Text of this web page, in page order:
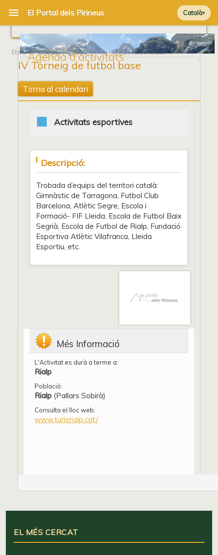
Català
Agenda d'activitats
Ets a Portada/Agenda/ IV Torneig de futbol base
IV Torneig de futbol base
Torna al calendari
Activitats esportives
Descripció:
Trobada d’equips del territori català:
Gimnàstic de Tarragona, Futbol Club
Barcelona, Atlètic Segre, Escola i
Formació- FIF Lleida, Escola de Futbol Baix
Segrià, Escola de Futbol de Rialp, Fundació
Esportiva Atlètic Vilafranca, Lleida
Esportiu, etc.
Més Informació
L'Activitat es durà a terme a:
Rialp
Població:
Rialp (Pallars Sobirà)
Consulta el lloc web:
www.turisrialp.cat/
EL MÉS CERCAT